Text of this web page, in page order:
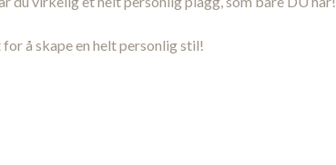
å skape en helt personlig stil!